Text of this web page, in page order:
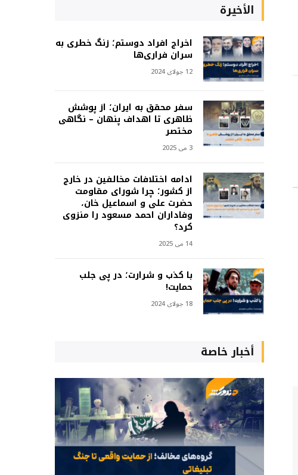
الأخيرة
اخراج افراد دوستم؛ زنگ خطری به
سران فراری‌ها
12 جولای 2024
سفر محقق به ایران؛ از پوشش
ظاهری تا اهداف پنهان – نگاهی
مختصر
3 می 2025
ادامه اختلافات مخالفین در خارج
از کشور؛ چرا شورای مقاومت
حضرت علی و اسماعیل خان،
وفاداران احمد مسعود را منزوی
کرد؟
14 می 2025
با کذب و شرارت؛ در پی جلب
حمایت!
18 جولای 2024
أخبار خاصة